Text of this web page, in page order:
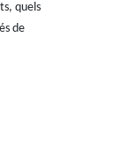
quels
de